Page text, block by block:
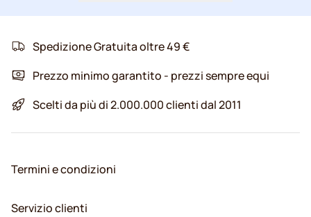
Spedizione Gratuita oltre 49 €
Prezzo minimo garantito - prezzi sempre equi
Scelti da più di 2.000.000 clienti dal 2011
Termini e condizioni
Servizio clienti